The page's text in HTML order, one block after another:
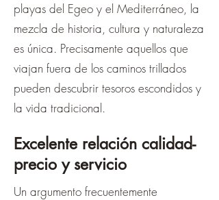
playas del Egeo y el Mediterráneo, la
mezcla de historia, cultura y naturaleza
es única. Precisamente aquellos que
viajan fuera de los caminos trillados
pueden descubrir tesoros escondidos y
la vida tradicional.
Excelente relación calidad-
precio y servicio
Un argumento frecuentemente